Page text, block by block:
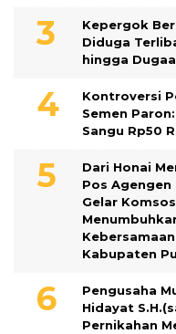
Kepergok
Diduga
hingga
Kontroversi
Semen
Sangu Rp50
Dari Honai
Pos Agengen
Gelar
Kabupaten
Pengusaha
Hidayat
Pernikahan